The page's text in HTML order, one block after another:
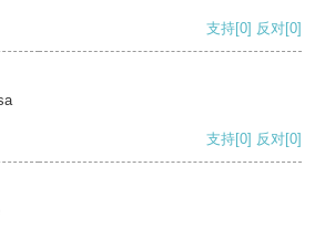
支持[0] 反对[0]
支持[0] 反对[0]